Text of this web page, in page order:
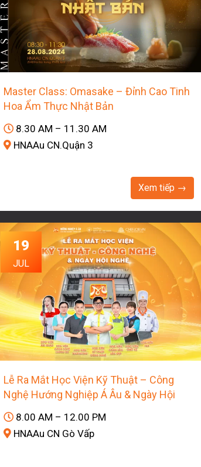
Master Class: Omasake – Đỉnh Cao Tinh
Hoa Ẩm Thực Nhật Bản
8.30 AM – 11.30 AM
HNAAu CN.Quận 3
Xem tiếp →
19
JUL
Lễ Ra Mắt Học Viện Kỹ Thuật – Công
Nghệ Hướng Nghiệp Á Âu & Ngày Hội
Nghề
8.00 AM – 12.00 PM
HNAAu CN Gò Vấp